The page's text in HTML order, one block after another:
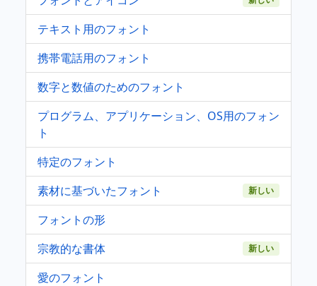
テキスト用のフォント
携帯電話用のフォント
数字と数値のためのフォント
プログラム、アプリケーション、OS用のフォン
ト
特定のフォント
素材に基づいたフォント
新しい
フォントの形
宗教的な書体
新しい
愛のフォント